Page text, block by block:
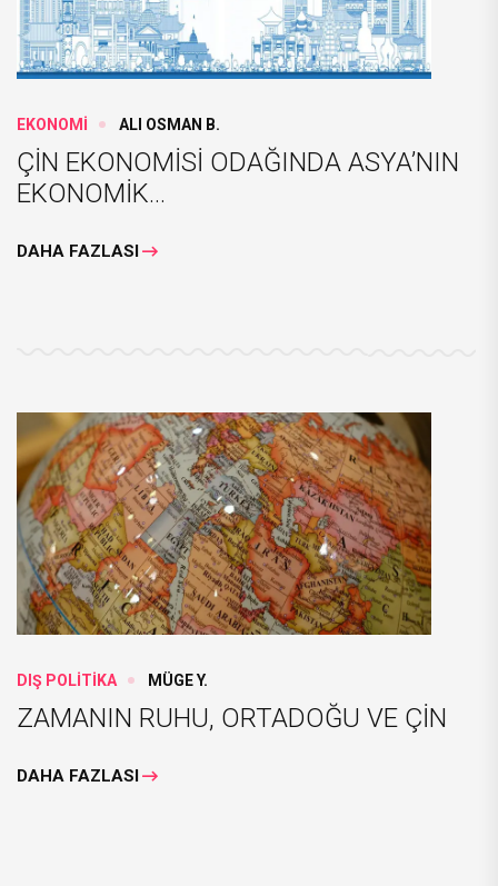
EKONOMİ ALI OSMAN B.
ÇİN EKONOMİSİ ODAĞINDA ASYA’NIN
EKONOMİK...
DAHA FAZLASI
DIŞ POLİTİKA MÜGE Y.
ZAMANIN RUHU, ORTADOĞU VE ÇİN
DAHA FAZLASI